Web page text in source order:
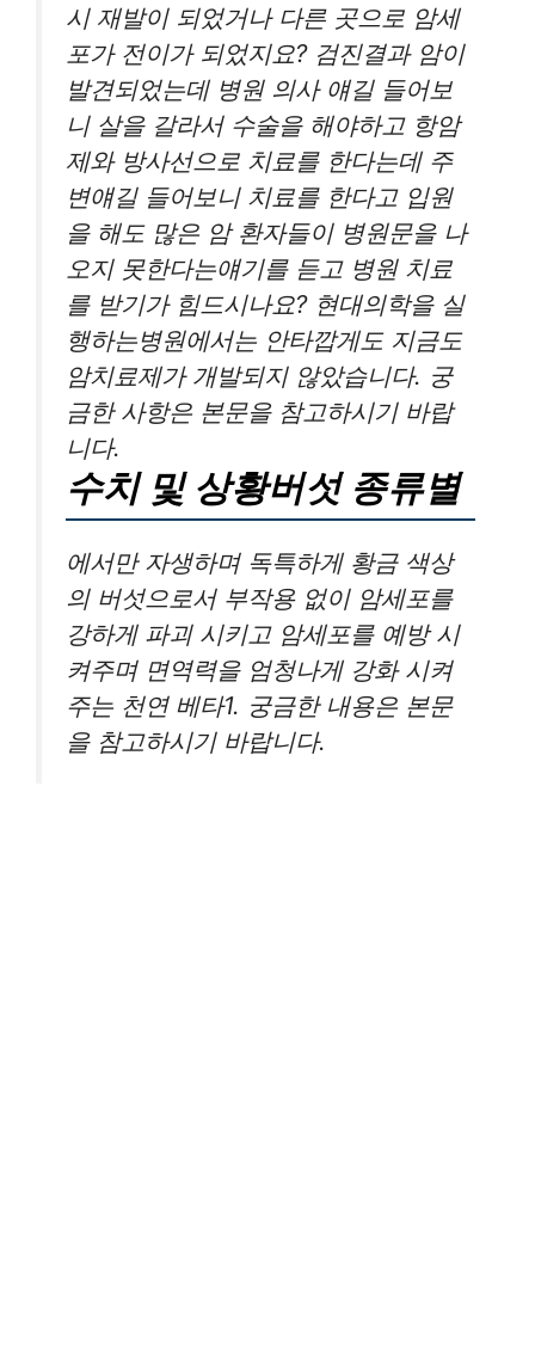
시 재발이 되었거나 다른 곳으로 암세
포가 전이가 되었지요? 검진결과 암이
발견되었는데 병원 의사 얘길 들어보
니 살을 갈라서 수술을 해야하고 항암
제와 방사선으로 치료를 한다는데 주
변얘길 들어보니 치료를 한다고 입원
을 해도 많은 암 환자들이 병원문을 나
오지 못한다는얘기를 듣고 병원 치료
를 받기가 힘드시나요? 현대의학을 실
행하는병원에서는 안타깝게도 지금도
암치료제가 개발되지 않았습니다. 궁
금한 사항은 본문을 참고하시기 바랍
니다.
수치 및 상황버섯 종류별
에서만 자생하며 독특하게 황금 색상
의 버섯으로서 부작용 없이 암세포를
강하게 파괴 시키고 암세포를 예방 시
켜주며 면역력을 엄청나게 강화 시켜
주는 천연 베타1. 궁금한 내용은 본문
을 참고하시기 바랍니다.